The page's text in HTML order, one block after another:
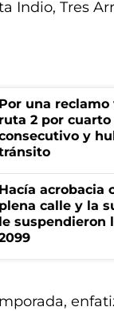
Indio, Tres
Por una
ruta 2 por cuarto
y
Hacía acrobacia
plena calle y la
le suspendieron